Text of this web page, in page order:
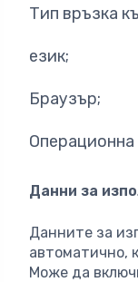
Тип връзка
език;
Браузър;
Операционна
Данни за
Данните за
автоматично,
Може да